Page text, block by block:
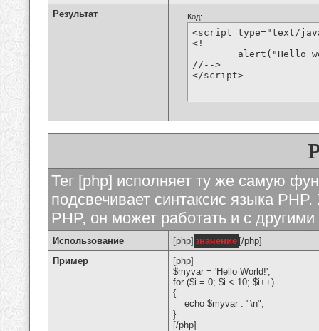
Результат
Код:
<script type="text/
<!--
//-->
</script>
Тег [php] исполняет ту же самую
подсвечивает синтаксис языка
PHP, он может работать и с
Использование [php] значение [/php]
Пример
[php]
$myvar = 'Hello World!';
for ($i = 0; $i < 10; $i++)
{
echo $myvar . "\n";
}
[/php]